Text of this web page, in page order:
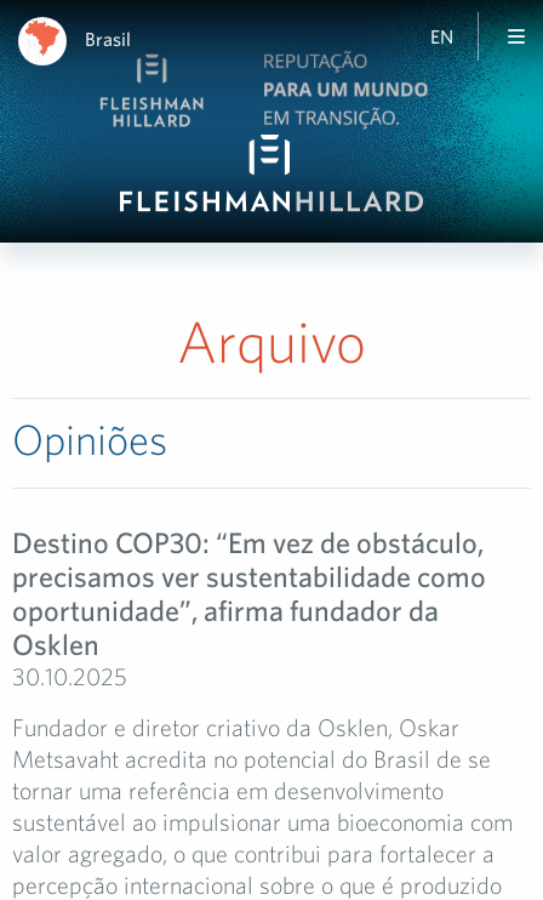
Brasil EN
Arquivo
Opiniões
Destino COP30: “Em vez de obstáculo,
precisamos ver sustentabilidade como
oportunidade”, afirma fundador da
Osklen
30.10.2025
Fundador e diretor criativo da Osklen, Oskar
Metsavaht acredita no potencial do Brasil de se
tornar uma referência em desenvolvimento
sustentável ao impulsionar uma bioeconomia com
valor agregado, o que contribui para fortalecer a
percepção internacional sobre o que é produzido